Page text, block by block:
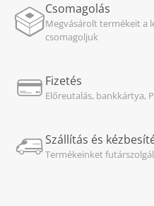
Csomagolás
Megvásárolt termékeit a
csomagoljuk
Fizetés
Előreutalás, bankkártya,
Szállítás és
Termékeinket